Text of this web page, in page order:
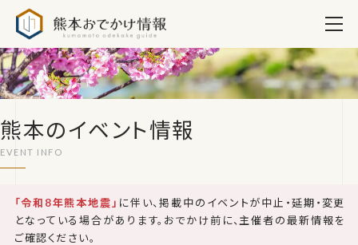
熊本のイベント情報
「令和8年熊本地震」 に伴い、掲載中のイベントが中止・延期・変更
となっている場合があります。おでかけ前に、主催者の最新情報を
ご確認ください。